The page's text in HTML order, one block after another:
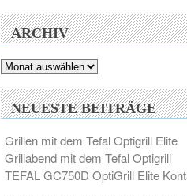
ARCHIV
Archiv
NEUESTE BEITRÄGE
Grillen mit dem Tefal Optigrill Elite
Grillabend mit dem Tefal Optigrill
TEFAL GC750D OptiGrill Elite